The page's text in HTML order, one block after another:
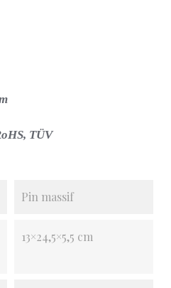
TÜV
Pin massif
13×24,5×5,5 cm